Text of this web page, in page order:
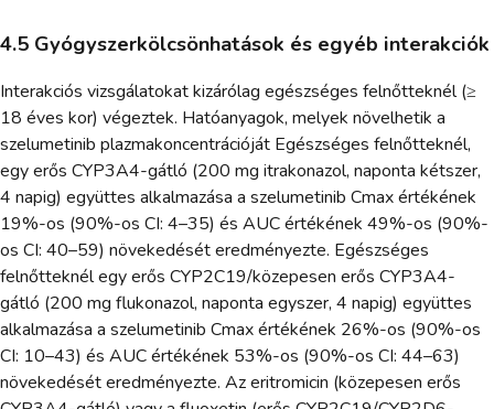
4.5 Gyógyszerkölcsönhatások és egyéb interakciók
Interakciós vizsgálatokat kizárólag egészséges felnőtteknél (≥
18 éves kor) végeztek. Hatóanyagok, melyek növelhetik a
szelumetinib plazmakoncentrációját Egészséges felnőtteknél,
egy erős CYP3A4-gátló (200 mg itrakonazol, naponta kétszer,
4 napig) együttes alkalmazása a szelumetinib Cmax értékének
19%-os (90%-os CI: 4–35) és AUC értékének 49%-os (90%-
os CI: 40–59) növekedését eredményezte. Egészséges
felnőtteknél egy erős CYP2C19/közepesen erős CYP3A4-
gátló (200 mg flukonazol, naponta egyszer, 4 napig) együttes
alkalmazása a szelumetinib Cmax értékének 26%-os (90%-os
CI: 10–43) és AUC értékének 53%-os (90%-os CI: 44–63)
növekedését eredményezte. Az eritromicin (közepesen erős